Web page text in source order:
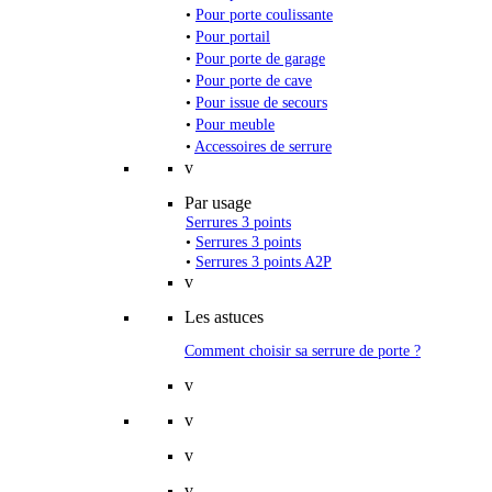
• Pour porte coulissante
• Pour portail
• Pour porte de garage
• Pour porte de cave
• Pour issue de secours
• Pour meuble
• Accessoires de serrure
v
Par usage
Serrures 3 points
• Serrures 3 points
• Serrures 3 points A2P
v
Les astuces
Comment choisir sa serrure de porte ?
v
v
v